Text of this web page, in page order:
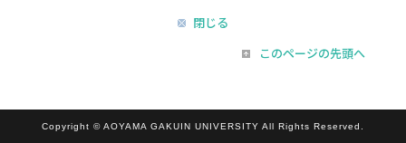
閉じる
このページの先頭へ
Copyright © AOYAMA GAKUIN UNIVERSITY All Rights Reserved.